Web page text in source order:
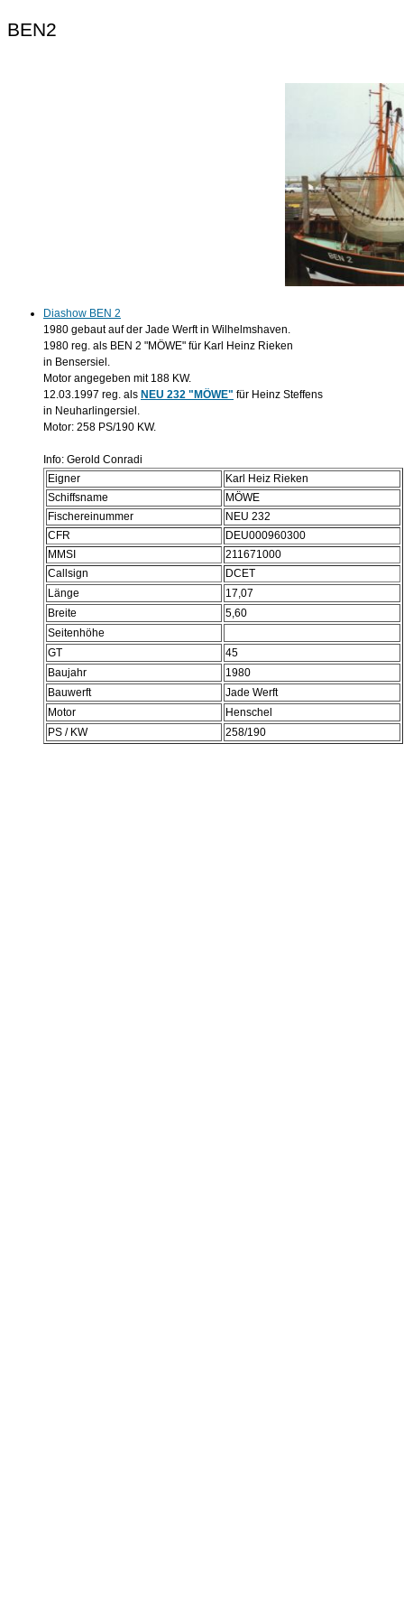
BEN2
Diashow BEN 2
1980 gebaut auf der Jade Werft in Wilhelmshaven.
1980 reg. als BEN 2 "MÖWE" für Karl Heinz Rieken
in Bensersiel.
Motor angegeben mit 188 KW.
12.03.1997 reg. als NEU 232 "MÖWE" für Heinz Steffens
in Neuharlingersiel.
Motor: 258 PS/190 KW.
Info: Gerold Conradi
Eigner
Karl Heiz Rieken
Schiffsname
MÖWE
Fischereinummer
NEU 232
CFR
DEU000960300
MMSI
211671000
Callsign
DCET
Länge
17,07
Breite
5,60
Seitenhöhe
GT
45
Baujahr
1980
Bauwerft
Jade Werft
Motor
Henschel
PS / KW
258/190